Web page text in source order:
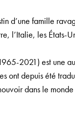
d’une famille
l’Italie, les États-
2021) est une
ont depuis été
dans le